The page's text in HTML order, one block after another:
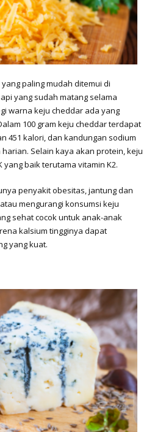
paling mudah ditemui di
yang sudah matang selama
warna keju cheddar ada yang
100 gram keju cheddar terdapat
451 kalori, dan kandungan sodium
Selain kaya akan protein, keju
baik terutama vitamin K2.
penyakit obesitas, jantung dan
mengurangi konsumsi keju
sehat cocok untuk anak-anak
kalsium tingginya dapat
yang kuat.